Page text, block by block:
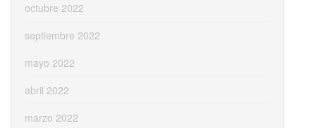
octubre 2022
septiembre 2022
mayo 2022
abril 2022
marzo 2022